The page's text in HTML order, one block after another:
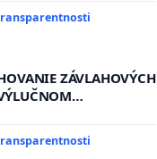
ZÁVLAHOVÝCH
POD KONTROLOU
stavu